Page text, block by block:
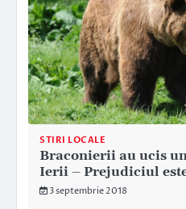
STIRI LOCALE
Braconierii au ucis
Ierii – Prejudiciul
3 septembrie 2018